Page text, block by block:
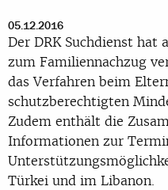
05.12.2016
Der DRK Suchdienst
zum Familiennachzug
das Verfahren beim
schutzberechtigten
Zudem enthält die
Informationen zur
Türkei und im Libanon.